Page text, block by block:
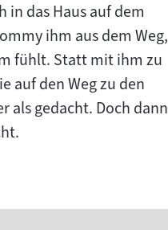
in das Haus auf dem
ihm aus dem Weg,
fühlt. Statt mit ihm zu
auf den Weg zu den
als gedacht. Doch dann